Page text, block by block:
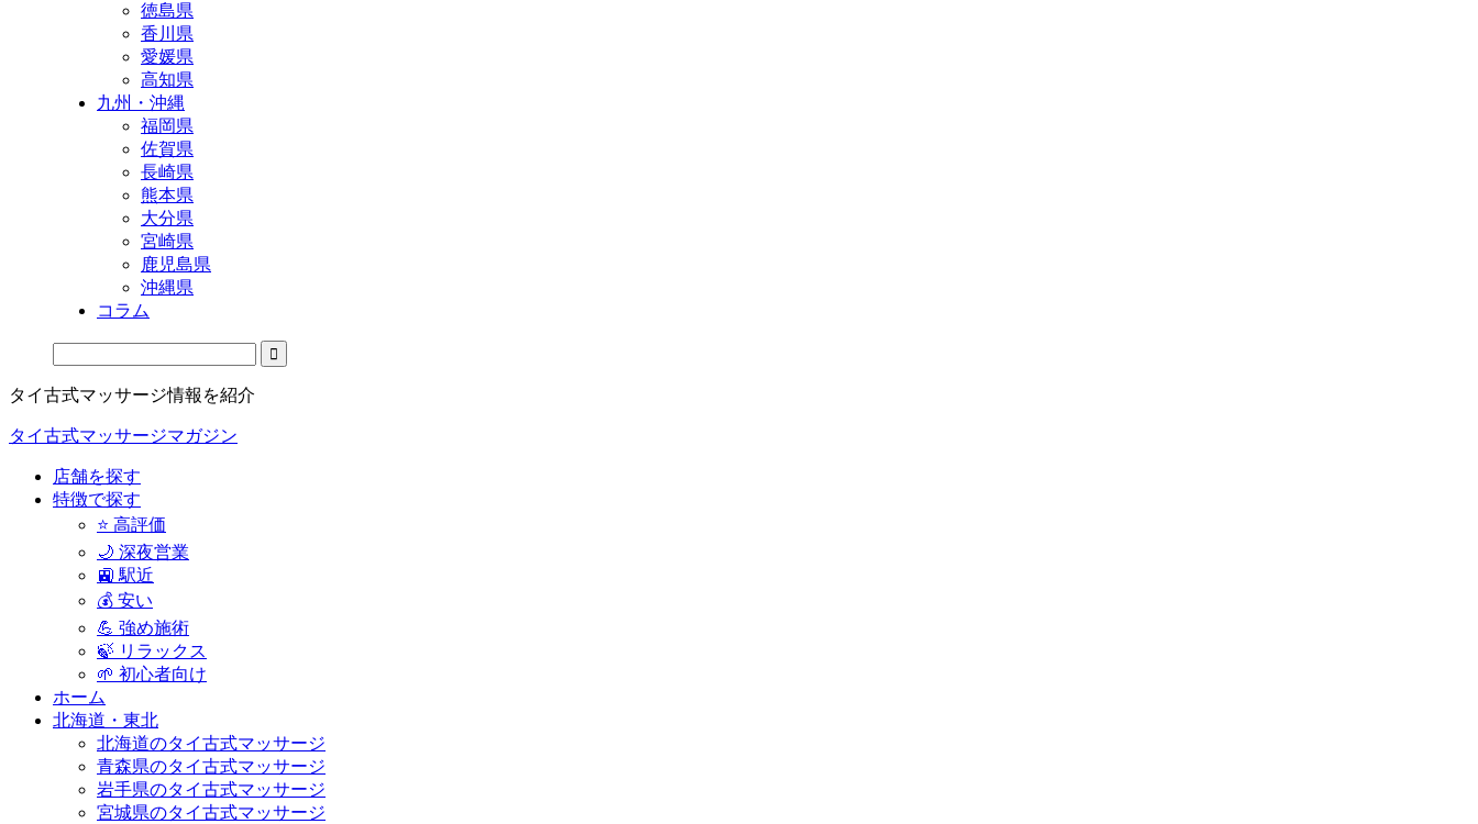
徳島県
香川県
愛媛県
高知県
九州・沖縄
福岡県
佐賀県
長崎県
熊本県
大分県
宮崎県
鹿児島県
沖縄県
コラム
タイ古式マッサージ情報を紹介
タイ古式マッサージマガジン
店舗を探す
特徴で探す
⭐ 高評価
🌙 深夜営業
🚉 駅近
💰 安い
💪 強め施術
🍃 リラックス
🌱 初心者向け
ホーム
北海道・東北
北海道のタイ古式マッサージ
青森県のタイ古式マッサージ
岩手県のタイ古式マッサージ
宮城県のタイ古式マッサージ